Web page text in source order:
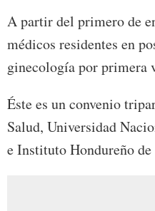
A partir del primero de
médicos residentes en
ginecología por primera
Éste es un convenio
Salud, Universidad
e Instituto Hondureño